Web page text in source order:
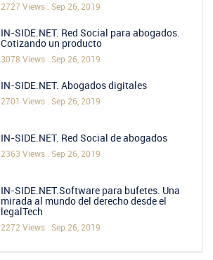
2727 Views . Sep 26, 2019
IN-SIDE.NET. Red Social para abogados.
Cotizando un producto
3078 Views . Sep 26, 2019
IN-SIDE.NET. Abogados digitales
2701 Views . Sep 26, 2019
IN-SIDE.NET. Red Social de abogados
2363 Views . Sep 26, 2019
IN-SIDE.NET.Software para bufetes. Una
mirada al mundo del derecho desde el
legalTech
2272 Views . Sep 26, 2019